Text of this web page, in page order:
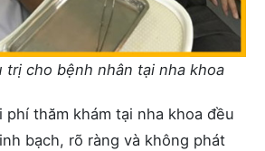
trị cho bệnh nhân tại nha khoa
thăm khám tại nha khoa đều
bạch, rõ ràng và không phát